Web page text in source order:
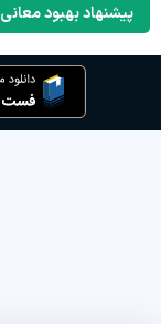
پیشنهاد بهبود معانی